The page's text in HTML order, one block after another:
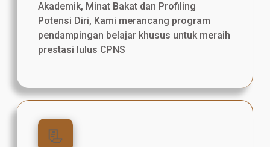
Akademik, Minat Bakat dan Profiling
Potensi Diri, Kami merancang program
pendampingan belajar khusus untuk meraih
prestasi lulus CPNS
📃